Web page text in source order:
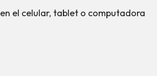
el celular, tablet o computadora